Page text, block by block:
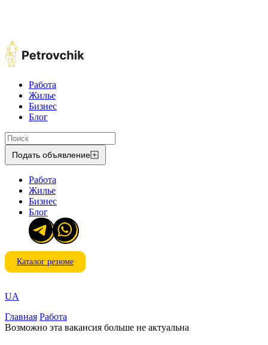
Работа
Жилье
Бизнес
Блог
Подать объявление
Работа
Жилье
Бизнес
Блог
Каталог резюме
UA
Главная Работа
Возможно эта вакансия больше не актуальна